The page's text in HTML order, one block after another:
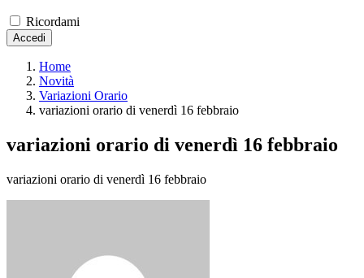
Ricordami
Accedi
Home
Novità
Variazioni Orario
variazioni orario di venerdì 16 febbraio
variazioni orario di venerdì 16 febbraio
variazioni orario di venerdì 16 febbraio